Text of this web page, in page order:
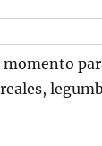
momento